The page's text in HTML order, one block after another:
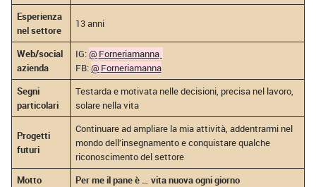
Esperienza
nel settore
13 anni
Web/social
azienda
IG:@ Forneriamanna
FB:@ Forneriamanna
Segni
particolari
Testarda e motivata nelle decisioni, precisa nel lavoro,
solare nella vita
Progetti
futuri
Continuare ad ampliare la mia attività, addentrarmi nel
mondo dell’insegnamento e conquistare qualche
riconoscimento del settore
Motto
Per me il pane è … vita nuova ogni giorno